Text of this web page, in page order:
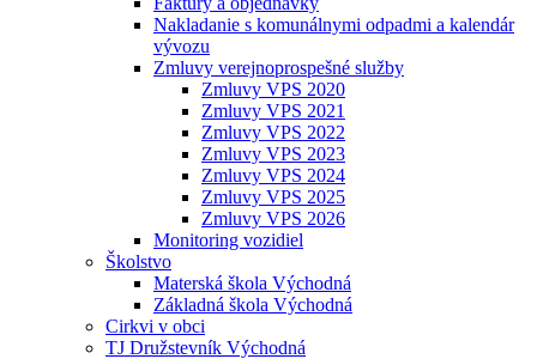
Nakladanie s komunálnymi odpadmi a kalendár
vývozu
Zmluvy verejnoprospešné služby
Zmluvy VPS 2020
Zmluvy VPS 2021
Zmluvy VPS 2022
Zmluvy VPS 2023
Zmluvy VPS 2024
Zmluvy VPS 2025
Zmluvy VPS 2026
Monitoring vozidiel
Školstvo
Materská škola Východná
Základná škola Východná
Cirkvi v obci
TJ Družstevník Východná